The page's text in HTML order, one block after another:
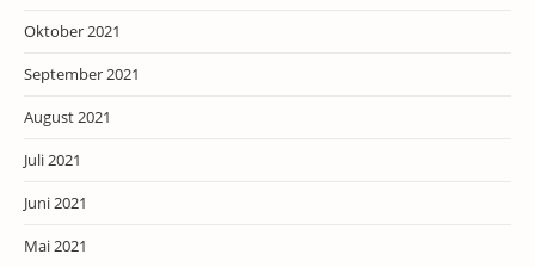
Oktober 2021
September 2021
August 2021
Juli 2021
Juni 2021
Mai 2021